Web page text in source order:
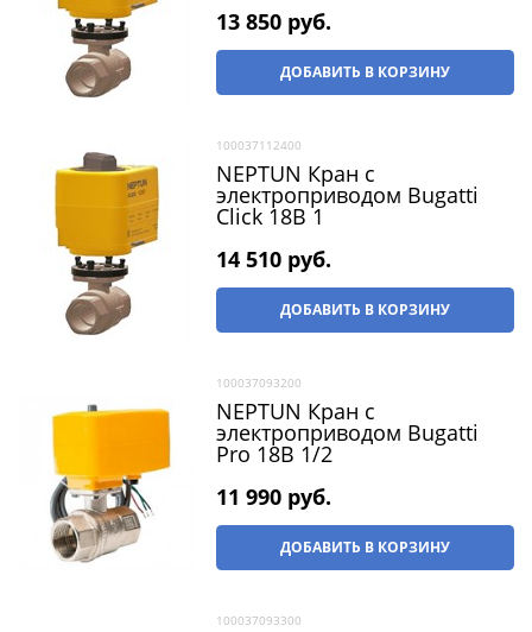
13 850 руб.
ДОБАВИТЬ В КОРЗИНУ
100037112400
NEPTUN Кран с
электроприводом Bugatti
Click 18В 1
14 510 руб.
ДОБАВИТЬ В КОРЗИНУ
100037093200
NEPTUN Кран с
электроприводом Bugatti
Pro 18В 1/2
11 990 руб.
ДОБАВИТЬ В КОРЗИНУ
100037093300